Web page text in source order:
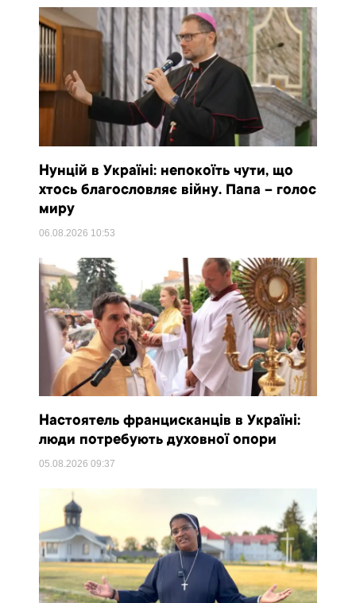
Нунцій в Україні: непокоїть чути, що
хтось благословляє війну. Папа – голос
миру
06.08.2026 10:53
Настоятель францисканців в Україні:
люди потребують духовної опори
05.08.202609:37